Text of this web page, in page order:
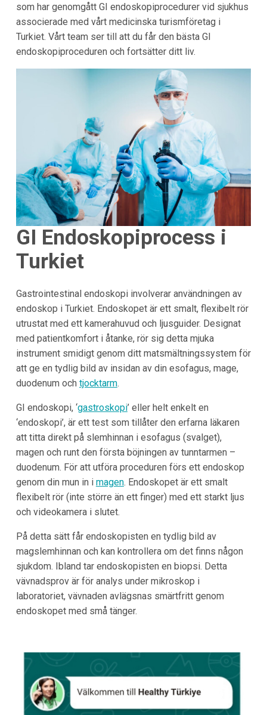
som har genomgått GI endoskopiprocedurer vid sjukhus
associerade med vårt medicinska turismföretag i
Turkiet. Vårt team ser till att du får den bästa GI
endoskopiproceduren och fortsätter ditt liv.
GI Endoskopiprocess i
Turkiet
Gastrointestinal endoskopi involverar användningen av
endoskop i Turkiet. Endoskopet är ett smalt, flexibelt rör
utrustat med ett kamerahuvud och ljusguider. Designat
med patientkomfort i åtanke, rör sig detta mjuka
instrument smidigt genom ditt matsmältningssystem för
att ge en tydlig bild av insidan av din esofagus, mage,
duodenum och tjocktarm.
GI endoskopi, ‘gastroskopi’ eller helt enkelt en
‘endoskopi’, är ett test som tillåter den erfarna läkaren
att titta direkt på slemhinnan i esofagus (svalget),
magen och runt den första böjningen av tunntarmen –
duodenum. För att utföra proceduren förs ett endoskop
genom din mun in i magen. Endoskopet är ett smalt
flexibelt rör (inte större än ett finger) med ett starkt ljus
och videokamera i slutet.
På detta sätt får endoskopisten en tydlig bild av
magslemhinnan och kan kontrollera om det finns någon
sjukdom. Ibland tar endoskopisten en biopsi. Detta
vävnadsprov är för analys under mikroskop i
laboratoriet, vävnaden avlägsnas smärtfritt genom
endoskopet med små tänger.